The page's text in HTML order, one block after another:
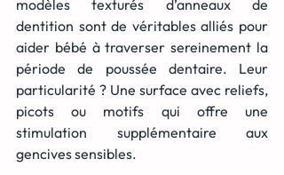
modèles texturés d’anneaux de
dentition sont de véritables alliés pour
aider bébé à traverser sereinement la
période de poussée dentaire. Leur
particularité ? Une surface avec reliefs,
picots ou motifs qui offre une
stimulation supplémentaire aux
gencives sensibles.